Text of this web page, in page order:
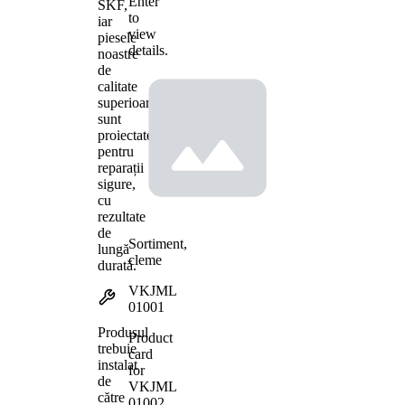
SKF,
iar
piesele
noastre
de
calitate
superioară
sunt
proiectate
pentru
reparații
sigure,
cu
rezultate
de
lungă
durată.
Produsul
trebuie
instalat
de
către
to
view
details.
Sortiment,
cleme
VKJML
01001
Product
card
for
VKJML